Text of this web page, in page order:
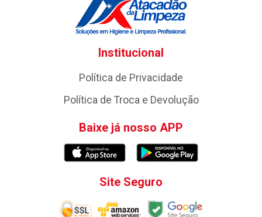
Institucional
Política de Privacidade
Política de Troca e Devolução
Baixe já nosso APP
Site Seguro